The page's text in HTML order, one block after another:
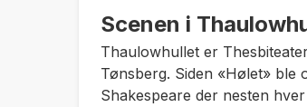
Scenen i
Thaulowhullet er
Tønsberg. Siden «Hølet» ble
Shakespeare der nesten